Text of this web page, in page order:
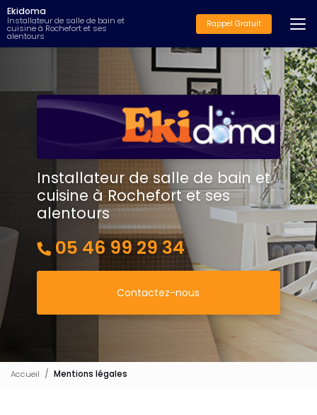
Aller
au
contenu
principal
Ekidoma
Installateur de salle de bain et
cuisine à Rochefort et ses
alentours
Rappel Gratuit
Installateur de salle de bain et
cuisine à Rochefort et ses
alentours
05 46 99 29 34
Contactez-nous
Accueil Mentions légales